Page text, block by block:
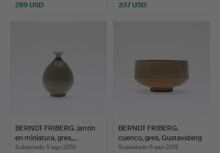
289 USD
337 USD
BERNDT FRIBERG. jarrón
en miniatura, gres,…
Subastado 5 ago 2019
BERNDT FRIBERG.
cuenco, gres, Gustavsberg
…
Subastado 6 sep 2019